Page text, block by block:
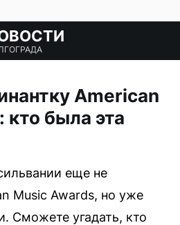
American
была эта
еще не
Music Awards, но уже
Сможете угадать, кто